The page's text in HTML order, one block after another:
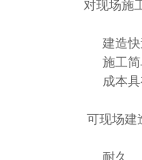
对现场施
建造快
施工简
成本具
可现场建
耐久